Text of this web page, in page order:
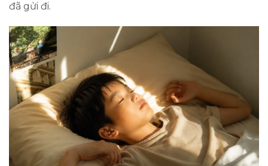
đã gửi đi.